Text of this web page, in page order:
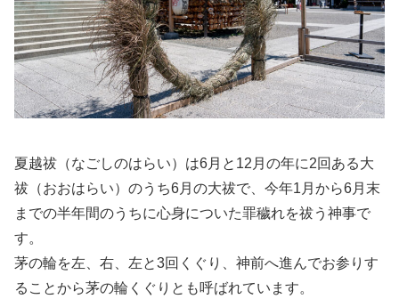
夏越祓（なごしのはらい）は6月と12月の年に2回ある大
祓（おおはらい）のうち6月の大祓で、今年1月から6月末
までの半年間のうちに心身についた罪穢れを祓う神事で
す。
茅の輪を左、右、左と3回くぐり、神前へ進んでお参りす
ることから茅の輪くぐりとも呼ばれています。